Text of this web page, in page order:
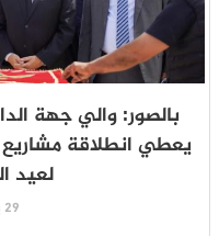
بالصور: والي جهة
لعيد
29 يوليو 2026